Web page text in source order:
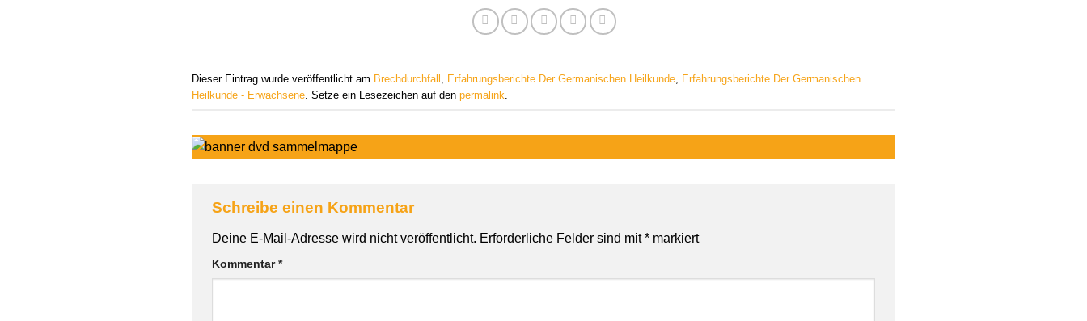
Dieser Eintrag wurde veröffentlicht am Brechdurchfall Erfahrungsberichte Der Germanischen Heilkunde Erfahrungsberichte Der Germanischen
Heilkunde - Erwachsene . Setze ein Lesezeichen auf den permalink
Schreibe einen Kommentar
Deine E-Mail-Adresse wird nicht veröffentlicht. Erforderliche Felder sind mit* markiert
Kommentar*
Alternative: